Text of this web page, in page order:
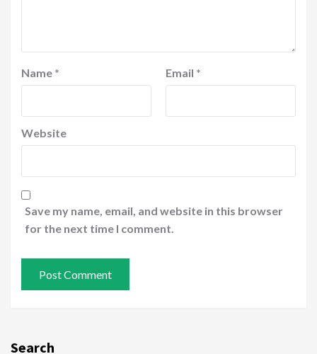
Name * Email *
Website
Save my name, email, and website in this browser
for the next time I comment.
Search